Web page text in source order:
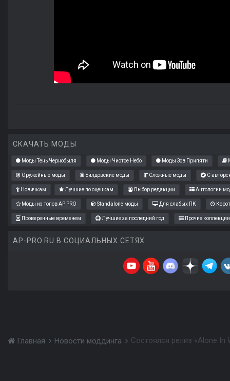
СКАЧАТЬ МОДЫ
Моды Тень Чернобыля Моды Чистое Небо Моды Зов Припяти
Оружейные моды Билдовские моды Сложные моды С
Новичкам Лучшие по оценкам Выбор редакции Антологии
Моды из топов AP PRO Standalone моды Для слабых ПК
Проверенные временем Лучшие за последний год Прочие коллекции
AP-PRO.RU В СОЦИАЛЬНЫХ СЕТЯХ
Главная Новости моддинга Состоялся релиз «Alone In